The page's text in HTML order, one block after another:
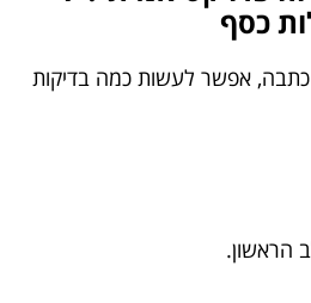
כסף
אפשר לעשות כמה בדיקות
הראשון.